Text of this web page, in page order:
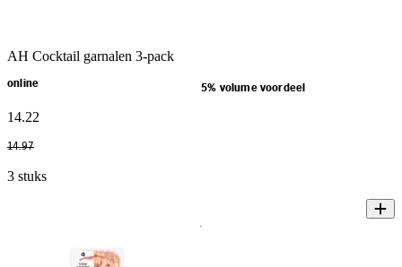
AH Cocktail garnalen 3-pack
online 5% volume voordeel
14.22
14.97
3 stuks